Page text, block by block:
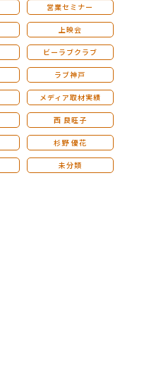
営業セミナー
上映会
ビーラブクラブ
ラブ神戸
メディア取材実績
西 良旺子
杉野 優花
未分類